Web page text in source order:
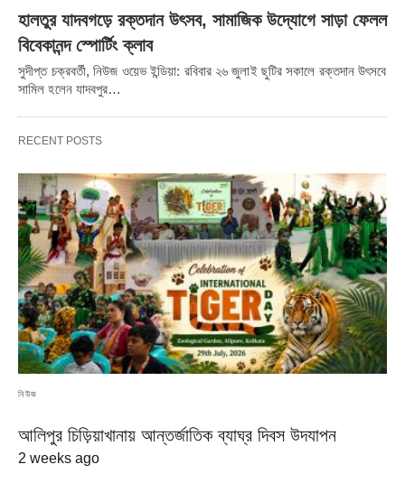
Share it
হালতুর যাদবগড়ে রক্তদান উৎসব, সামাজিক উদ্যোগে সাড়া ফেলল
বিবেকানন্দ স্পোর্টিং ক্লাব
সুদীপ্ত চক্রবর্তী, নিউজ ওয়েভ ইন্ডিয়া: রবিবার ২৬ জুলাই ছুটির সকালে রক্তদান উৎসবে
সামিল হলেন যাদবপুর…
RECENT POSTS
নিউজ
আলিপুর চিড়িয়াখানায় আন্তর্জাতিক ব্যাঘ্র দিবস উদযাপন
2 weeks ago